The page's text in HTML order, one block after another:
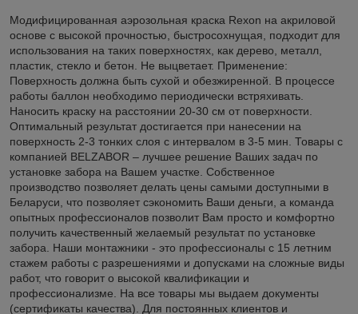
Модифицированная аэрозольная краска Rexon на акриловой
основе с высокой прочностью, быстросохнущая, подходит для
использования на таких поверхностях, как дерево, металл,
пластик, стекло и бетон. Не выцветает. Применение:
Поверхность должна быть сухой и обезжиренной. В процессе
работы баллон необходимо периодически встряхивать.
Наносить краску на расстоянии 20-30 см от поверхности.
Оптимальный результат достигается при нанесении на
поверхность 2-3 тонких слоя с интервалом в 3-5 мин. Товары с
компанией BELZABOR – лучшее решение Ваших задач по
установке забора на Вашем участке. Собственное
производство позволяет делать цены самыми доступными в
Беларуси, что позволяет сэкономить Ваши деньги, а команда
опытных профессионалов позволит Вам просто и комфортно
получить качественный желаемый результат по установке
забора. Наши монтажники - это профессионалы с 15 летним
стажем работы с разрешениями и допусками на сложные виды
работ, что говорит о высокой квалификации и
профессионализме. На все товары мы выдаем документы
(сертификаты качества). Для постоянных клиентов и